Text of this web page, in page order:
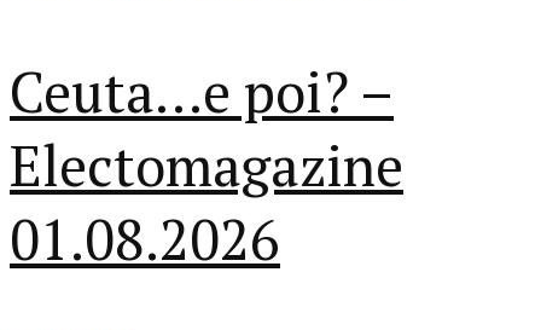
Ceuta…e poi? –
Electomagazine
01.08.2026